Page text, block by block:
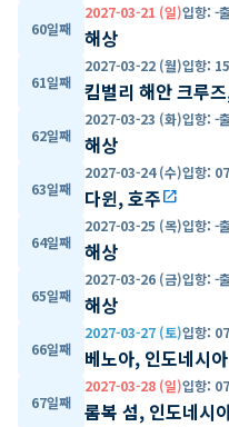
60일째
2027-03-21 (일)입항: -
해상
61일째
2027-03-22 (월)입항:
킴벌리 해안 크루
62일째
2027-03-23 (화)입항: -
해상
63일째
2027-03-24 (수)입항:
다윈, 호주open_in_new
64일째
2027-03-25 (목)입항: -
해상
65일째
2027-03-26 (금)입항: -
해상
66일째
2027-03-27 (토)입항:
베노아, 인도네시아
67일째
2027-03-28 (일)입항:
롬복 섬, 인도네시